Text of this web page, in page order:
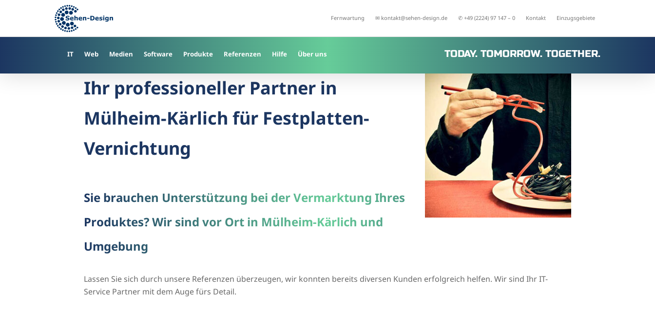
Fernwartung ✉ kontakt@sehen-design.de ✆ +49 (2224) 97 147 – 0 Kontakt Einzugsgebiete
IT Web Medien Software Produkte Referenzen Hilfe Über uns TODAY. TOMORROW. TOGETHER.
Ihr professioneller Partner in
Mülheim-Kärlich für Festplatten-
Vernichtung
Sie brauchen Unterstützung bei der Vermarktung Ihres
Produktes? Wir sind vor Ort in Mülheim-Kärlich und
Umgebung
Lassen Sie sich durch unsere Referenzen überzeugen, wir konnten bereits diversen Kunden erfolgreich helfen. Wir sind Ihr IT-
Service Partner mit dem Auge fürs Detail.